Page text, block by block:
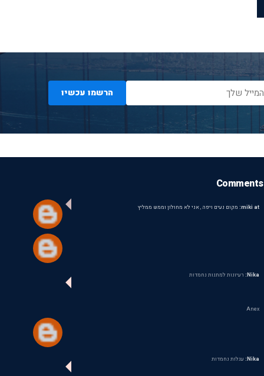
הרשמו עכשיו
Comments
miki at: מקום נעים ויפה , אני לא מחולון וממש ממליץ
Nika: רעיונות למתנות נחמדות
Anex
Nika: עגלות נחמדות